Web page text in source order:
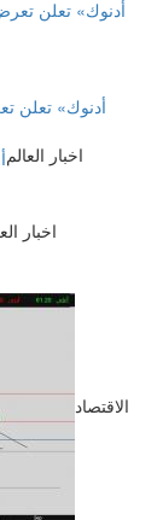
اخبار العالم
اخبار
الاقتصاد